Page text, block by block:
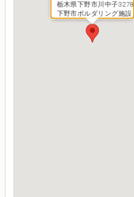
栃木県下野市川中子3278
下野市ボルダリング施設